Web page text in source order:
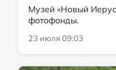
Музей «Новый
фотофонды.
23 июля 09:03